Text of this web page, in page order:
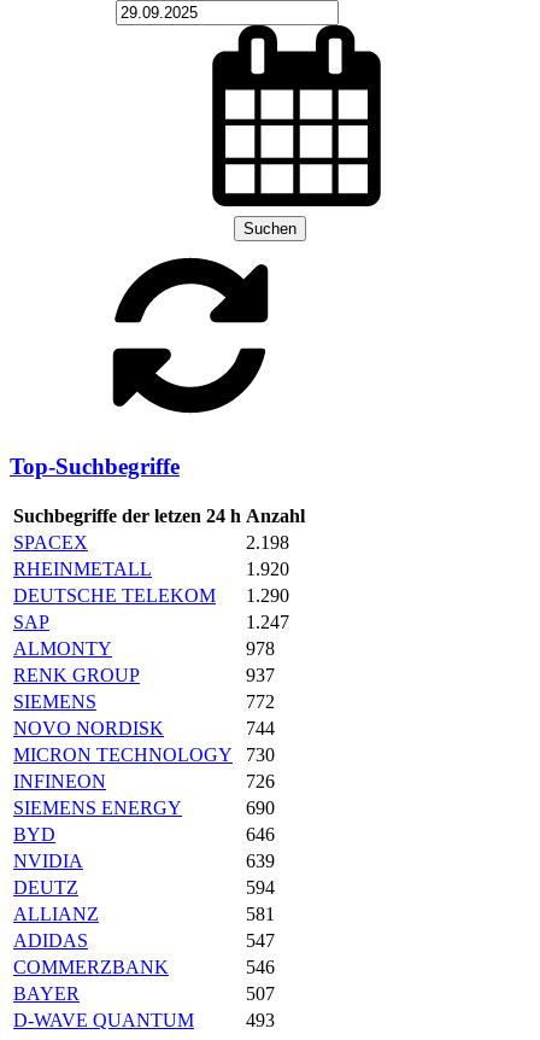
Suchen
Top-Suchbegriffe
Suchbegriffe der letzen 24 h Anzahl
SPACEX
2.198
RHEINMETALL
1.920
DEUTSCHE TELEKOM
1.290
SAP
1.247
ALMONTY
978
RENK GROUP
937
SIEMENS
772
NOVO NORDISK
744
MICRON TECHNOLOGY
730
INFINEON
726
SIEMENS ENERGY
690
BYD
646
NVIDIA
639
DEUTZ
594
ALLIANZ
581
ADIDAS
547
COMMERZBANK
546
BAYER
507
D-WAVE QUANTUM
493